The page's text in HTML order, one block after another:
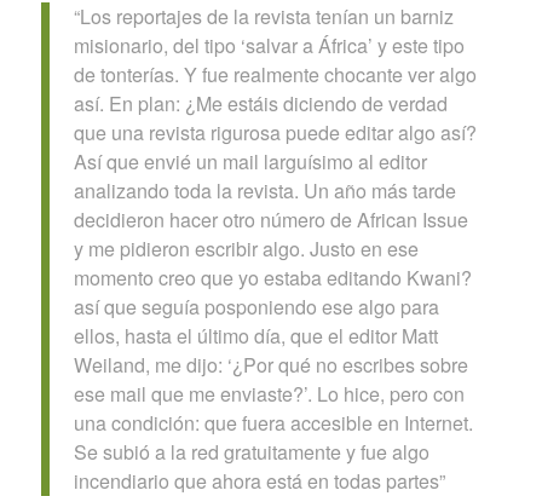
“Los reportajes de la revista tenían un barniz
misionario, del tipo ‘salvar a África’ y este tipo
de tonterías. Y fue realmente chocante ver algo
así. En plan: ¿Me estáis diciendo de verdad
que una revista rigurosa puede editar algo así?
Así que envié un mail larguísimo al editor
analizando toda la revista. Un año más tarde
decidieron hacer otro número de African Issue
y me pidieron escribir algo. Justo en ese
momento creo que yo estaba editando Kwani?
así que seguía posponiendo ese algo para
ellos, hasta el último día, que el editor Matt
Weiland, me dijo: ‘¿Por qué no escribes sobre
ese mail que me enviaste?’. Lo hice, pero con
una condición: que fuera accesible en Internet.
Se subió a la red gratuitamente y fue algo
incendiario que ahora está en todas partes”